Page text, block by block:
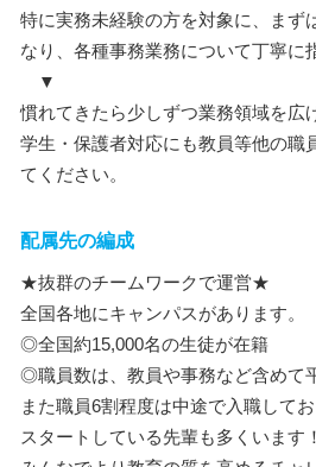
特に実務未経験の方を対象に、まず
なり、各種事務業務について丁寧に
▼
慣れてきたら少しずつ業務領域を広
学生・保護者対応にも教員等他の職
てください。
配属先の編成
★抜群のチームワークで運営★
全国各地にキャンパスがあります。
◎全国約15,000名の生徒が在籍
◎職員数は、教員や事務など含めて
また職員6割程度は中途で入職して
スタートしている先輩も多くいます！